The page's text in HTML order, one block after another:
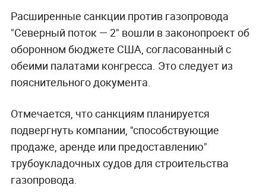
Расширенные санкции против газопровода
"Северный поток — 2" вошли в законопроект об
оборонном бюджете США, согласованный с
обеими палатами конгресса. Это следует из
пояснительного документа.
Отмечается, что санкциям планируется
подвергнуть компании, "способствующие
продаже, аренде или предоставлению"
трубоукладочных судов для строительства
газопровода.